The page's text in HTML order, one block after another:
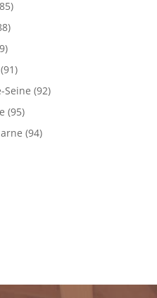
Seine (92)
(95)
(94)